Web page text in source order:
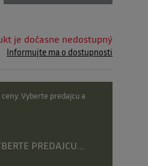
je dočasne nedostupný
Informujte ma o dostupnosti
Vyberte predajcu a
PREDAJCU...